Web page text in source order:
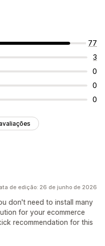
por tempo limitado
77
3
0
0
0
de edição: 26 de junho de 2026
don't need to install many
for your ecommerce
recommendation for this